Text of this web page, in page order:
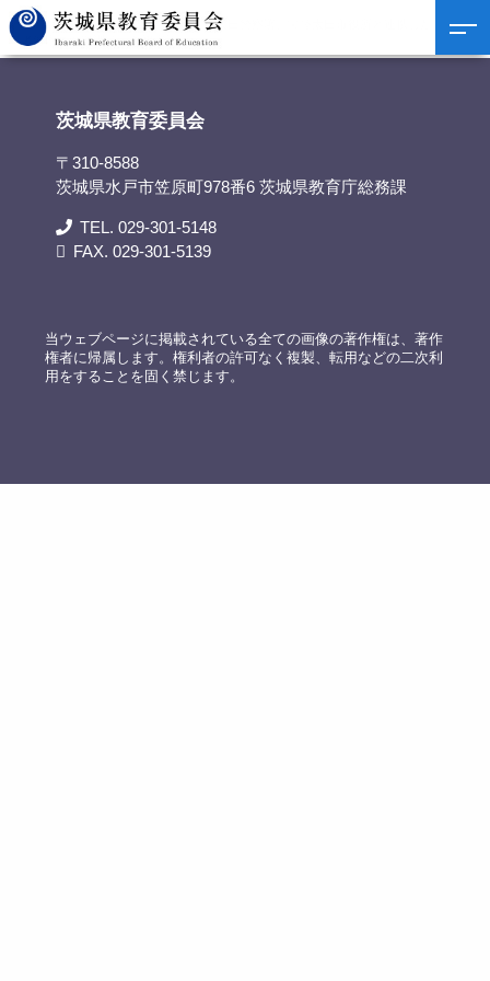
茨城県教育委員会>資料提供>常陸太田警察署、常陸太田市役所と連携した「不審
者対応の避難訓練」を初実施
茨城県教育委員会
〒310-8588
茨城県水戸市笠原町978番6 茨城県教育庁総務課
TEL. 029-301-5148
FAX. 029-301-5139
当ウェブページに掲載されている全ての画像の著作権は、著作
権者に帰属します。権利者の許可なく複製、転用などの二次利
用をすることを固く禁じます。